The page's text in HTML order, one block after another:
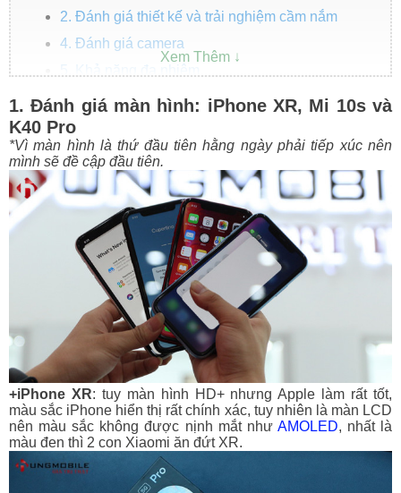
2. Đánh giá thiết kế và trải nghiệm cầm nắm
4. Đánh giá camera
6. Đánh giá pin và loa
7. Khả năng rung
1. Đánh giá màn hình: iPhone XR, Mi 10s và
K40 Pro
*Vì màn hình là thứ đầu tiên hằng ngày phải tiếp xúc nên
mình sẽ đề cập đầu tiên.
+iPhone XR: tuy màn hình HD+ nhưng Apple làm rất tốt,
màu sắc iPhone hiển thị rất chính xác, tuy nhiên là màn LCD
nên màu sắc không được nịnh mắt như AMOLED, nhất là
màu đen thì 2 con Xiaomi ăn đứt XR.